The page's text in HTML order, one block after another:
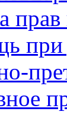
прав